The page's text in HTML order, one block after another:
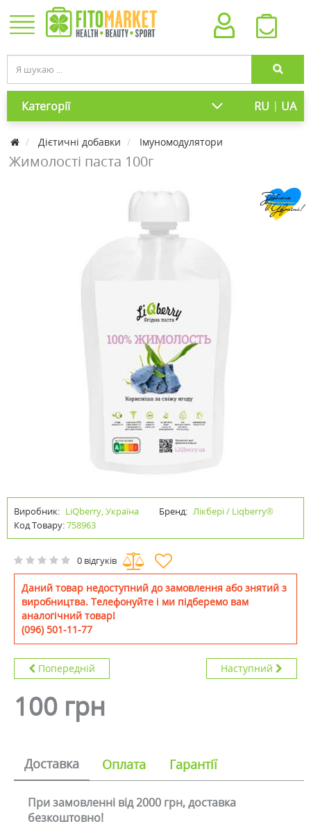
Категорії RU | UA
Дієтичні добавки Імуномодулятори
Жимолості паста 100г
Виробник: LiQberry, Україна Бренд: Лікбері / Liqberry®
Код Товару:758963
0 відгуків
Даний товар недоступний до замовлення або знятий з
виробництва. Телефонуйте і ми підберемо вам
аналогічний товар!
(096) 501-11-77
Попередній Наступний
100 грн
Доставка Оплата Гарантії
При замовленні від 2000 грн, доставка
безкоштовно!